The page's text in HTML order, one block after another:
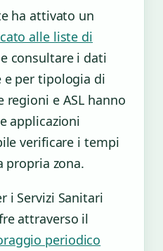
ha attivato un
alle liste di
consultare i dati
per tipologia di
regioni e ASL hanno
applicazioni
verificare i tempi
propria zona.
i Servizi Sanitari
attraverso il
periodico